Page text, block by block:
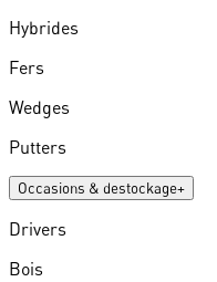
Hybrides
Fers
Wedges
Putters
Occasions & destockage+
Drivers
Bois